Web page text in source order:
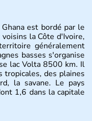
est bordé par le
la Côte d'Ivoire,
généralement
basses s'organise
lac Volta 8500 km. Il
tropicales, des plaines
la savane. Le pays
1,6 dans la capitale